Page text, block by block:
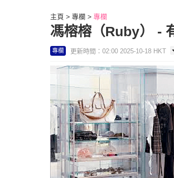
主頁 專欄 專欄
馮榕榕（Ruby） -
專欄 更新時間：02:00 2025-10-18 HKT